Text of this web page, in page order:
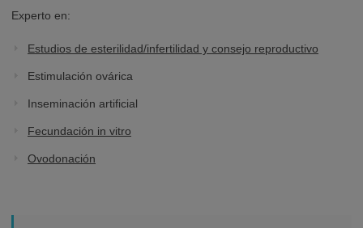
Experto en:
Estudios de esterilidad/infertilidad y consejo reproductivo
Estimulación ovárica
Inseminación artificial
Fecundación in vitro
Ovodonación